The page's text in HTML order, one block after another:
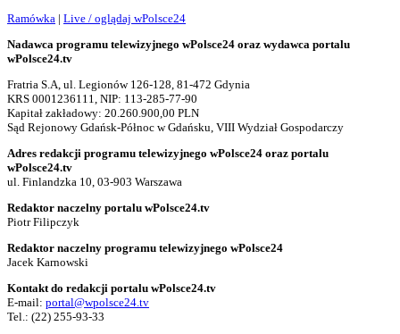
Ramówka | Live / oglądaj wPolsce24
Nadawca programu telewizyjnego wPolsce24 oraz wydawca portalu
wPolsce24.tv
Fratria S.A, ul. Legionów 126-128, 81-472 Gdynia
KRS 0001236111, NIP: 113-285-77-90
Kapitał zakładowy: 20.260.900,00 PLN
Sąd Rejonowy Gdańsk-Północ w Gdańsku, VIII Wydział Gospodarczy
Adres redakcji programu telewizyjnego wPolsce24 oraz portalu
wPolsce24.tv
ul. Finlandzka 10, 03-903 Warszawa
Redaktor naczelny portalu wPolsce24.tv
Piotr Filipczyk
Redaktor naczelny programu telewizyjnego wPolsce24
Jacek Karnowski
Kontakt do redakcji portalu wPolsce24.tv
E-mail: portal@wpolsce24.tv
Tel.: (22) 255-93-33